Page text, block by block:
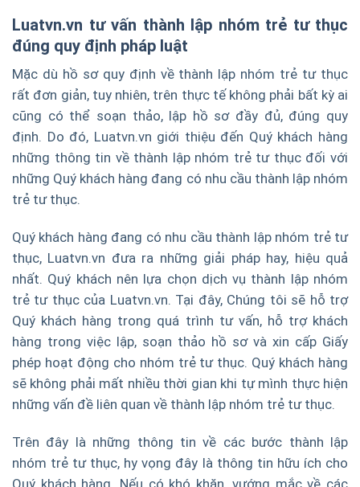
Luatvn.vn tư vấn thành lập nhóm trẻ tư thục
đúng quy định pháp luật
Mặc dù hồ sơ quy định về thành lập nhóm trẻ tư thục
rất đơn giản, tuy nhiên, trên thực tế không phải bất kỳ ai
cũng có thể soạn thảo, lập hồ sơ đầy đủ, đúng quy
định. Do đó, Luatvn.vn giới thiệu đến Quý khách hàng
những thông tin về thành lập nhóm trẻ tư thục đối với
những Quý khách hàng đang có nhu cầu thành lập nhóm
trẻ tư thục.
Quý khách hàng đang có nhu cầu thành lập nhóm trẻ tư
thục, Luatvn.vn đưa ra những giải pháp hay, hiệu quả
nhất. Quý khách nên lựa chọn dịch vụ thành lập nhóm
trẻ tư thục của Luatvn.vn. Tại đây, Chúng tôi sẽ hỗ trợ
Quý khách hàng trong quá trình tư vấn, hỗ trợ khách
hàng trong việc lập, soạn thảo hồ sơ và xin cấp Giấy
phép hoạt động cho nhóm trẻ tư thục. Quý khách hàng
sẽ không phải mất nhiều thời gian khi tự mình thực hiện
những vấn đề liên quan về thành lập nhóm trẻ tư thục.
Trên đây là những thông tin về các bước thành lập
nhóm trẻ tư thục, hy vọng đây là thông tin hữu ích cho